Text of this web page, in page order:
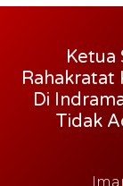
Ketua
Rahakratat
Di
Tidak